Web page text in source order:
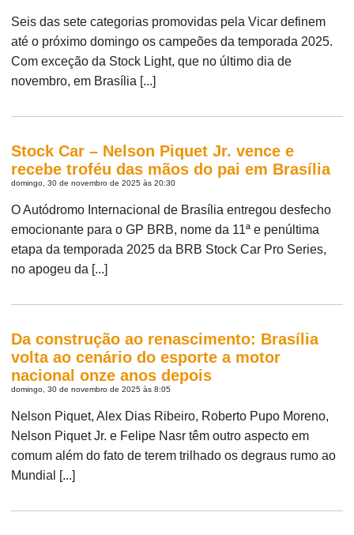
Seis das sete categorias promovidas pela Vicar definem
até o próximo domingo os campeões da temporada 2025.
Com exceção da Stock Light, que no último dia de
novembro, em Brasília [...]
Stock Car – Nelson Piquet Jr. vence e
recebe troféu das mãos do pai em Brasília
domingo, 30 de novembro de 2025 às 20:30
O Autódromo Internacional de Brasília entregou desfecho
emocionante para o GP BRB, nome da 11ª e penúltima
etapa da temporada 2025 da BRB Stock Car Pro Series,
no apogeu da [...]
Da construção ao renascimento: Brasília
volta ao cenário do esporte a motor
nacional onze anos depois
domingo, 30 de novembro de 2025 às 8:05
Nelson Piquet, Alex Dias Ribeiro, Roberto Pupo Moreno,
Nelson Piquet Jr. e Felipe Nasr têm outro aspecto em
comum além do fato de terem trilhado os degraus rumo ao
Mundial [...]